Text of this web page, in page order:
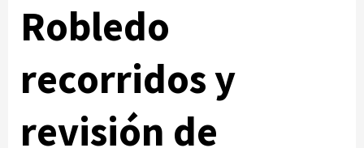
Robledo
recorridos y
revisión de